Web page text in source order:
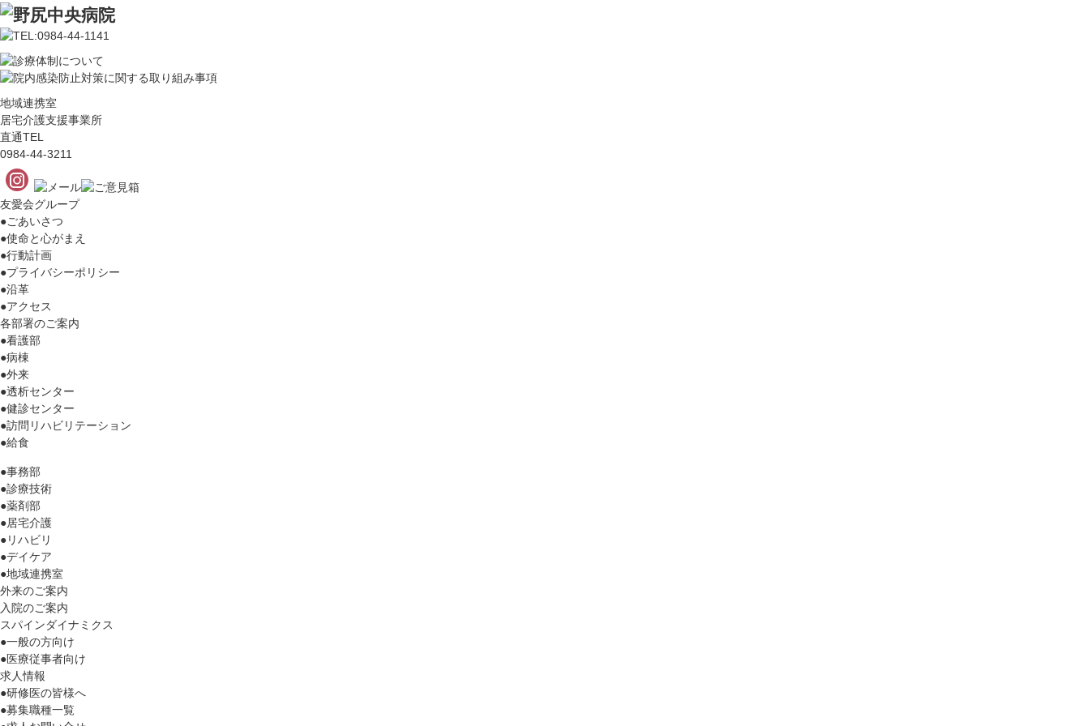
地域連携室
居宅介護支援事業所
直通TEL
0984-44-3211
友愛会グループ
●ごあいさつ
●使命と心がまえ
●行動計画
●プライバシーポリシー
●沿革
●アクセス
各部署のご案内
●看護部
●病棟
●外来
●透析センター
●健診センター
●訪問リハビリテーション
●給食
●事務部
●診療技術
●薬剤部
●居宅介護
●リハビリ
●デイケア
●地域連携室
外来のご案内
入院のご案内
スパインダイナミクス
●一般の方向け
●医療従事者向け
求人情報
●研修医の皆様へ
●募集職種一覧